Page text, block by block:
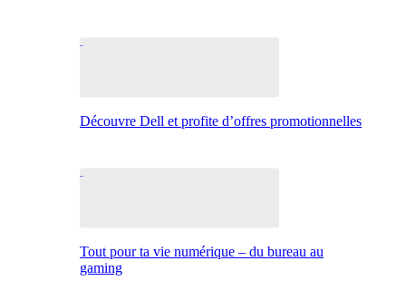
Découvre Dell et profite d’offres promotionnelles
Tout pour ta vie numérique – du bureau au
gaming